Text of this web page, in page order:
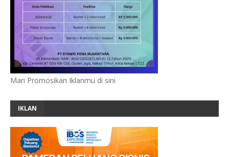
Mari Promosikan Iklanmu di sini
IKLAN